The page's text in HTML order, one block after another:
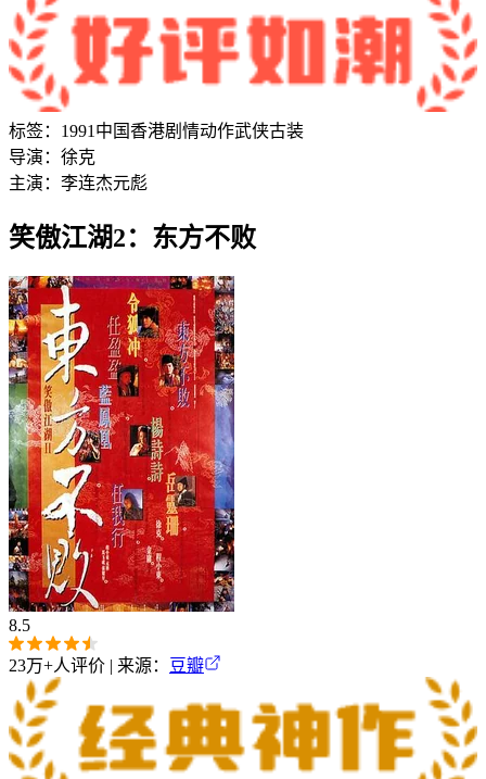
标签： 1991 中国香港剧情动作武侠古装
导演： 徐克
主演： 李连杰元彪
笑傲江湖2：东方不败
8.5
23万+人评价 | 来源： 豆瓣